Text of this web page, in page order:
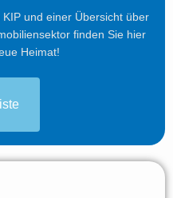
und einer Übersicht über
finden Sie hier
Heimat!